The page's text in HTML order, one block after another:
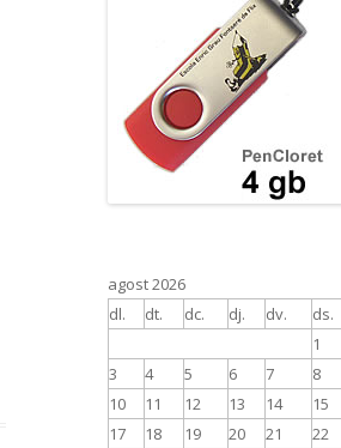
agost 2026
dl.
dt. dc. dj. dv. ds.
1
3
4 5 6 7 8
10
11 12 13 14 15
17
18 19 20 21 22